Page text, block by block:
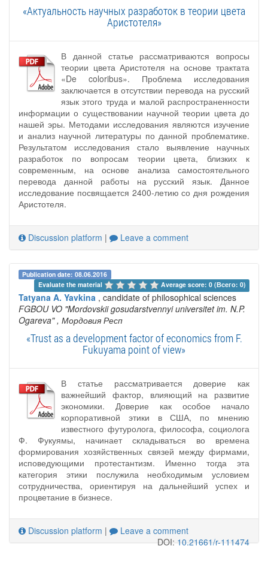
«Актуальность научных разработок в теории цвета
Аристотеля»
В данной статье рассматриваются вопросы
теории цвета Аристотеля на основе трактата
«De coloribus». Проблема исследования
заключается в отсутствии перевода на русский
язык этого труда и малой распространенности
информации о существовании научной теории цвета до
нашей эры. Методами исследования являются изучение
и анализ научной литературы по данной проблематике.
Результатом исследования стало выявление научных
разработок по вопросам теории цвета, близких к
современным, на основе анализа самостоятельного
перевода данной работы на русский язык. Данное
исследование посвящается 2400-летию со дня рождения
Аристотеля.
Discussion platform | Leave a comment
Publication date: 08.06.2016
Evaluate the material
Average score: 0 (Всего: 0)
Tatyana A. Yavkina , candidate of philosophical sciences
FGBOU VO "Mordovskii gosudarstvennyi universitet im. N.P.
Ogareva" , Мордовия Респ
«Trust as a development factor of economics from F.
Fukuyama point of view»
В статье рассматривается доверие как
важнейший фактор, влияющий на развитие
экономики. Доверие как особое начало
корпоративной этики в США, по мнению
известного футуролога, философа, социолога
Ф. Фукуямы, начинает складываться во времена
формирования хозяйственных связей между фирмами,
исповедующими протестантизм. Именно тогда эта
категория этики послужила необходимым условием
сотрудничества, ориентируя на дальнейший успех и
процветание в бизнесе.
Discussion platform |
Leave a comment
DOI:10.21661/r-111474